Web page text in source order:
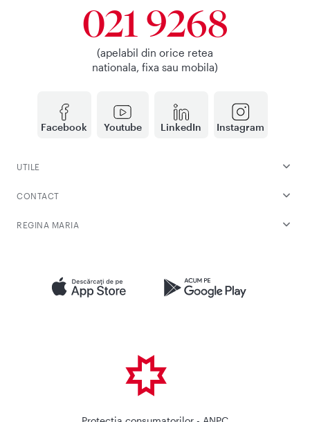
Facebook Youtube LinkedIn Instagram
021 9268
(apelabil din orice retea
nationala, fixa sau mobila)
UTILE
CONTACT
REGINA MARIA